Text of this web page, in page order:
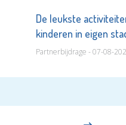
De leukste
kinderen in eigen
Partnerbijdrage - 07-08-